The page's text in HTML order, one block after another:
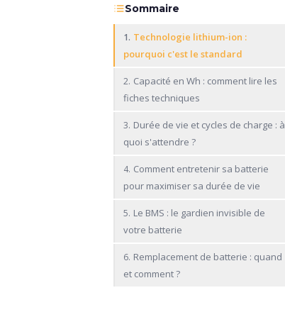
Sommaire
1. Technologie lithium-ion :
pourquoi c'est le standard
2. Capacité en Wh : comment lire les
fiches techniques
3. Durée de vie et cycles de charge : à
quoi s'attendre ?
4. Comment entretenir sa batterie
pour maximiser sa durée de vie
5. Le BMS : le gardien invisible de
votre batterie
6. Remplacement de batterie : quand
et comment ?